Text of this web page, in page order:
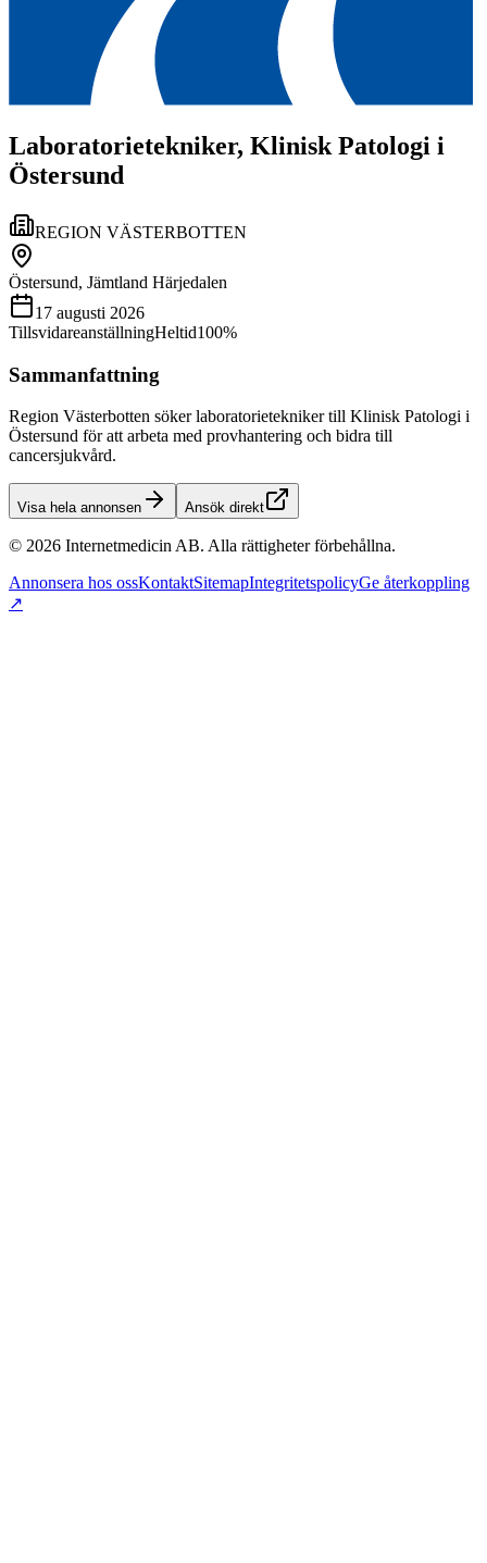
Laboratorietekniker, Klinisk Patologi i
Östersund
REGION VÄSTERBOTTEN
Östersund, Jämtland Härjedalen
17 augusti 2026
TillsvidareanställningHeltid100%
Sammanfattning
Region Västerbotten söker laboratorietekniker till Klinisk Patologi i
Östersund för att arbeta med provhantering och bidra till
cancersjukvård.
Visa hela annonsen Ansök direkt
© 2026 Internetmedicin AB. Alla rättigheter förbehållna.
Annonsera hos ossKontaktSitemapIntegritetspolicyGe återkoppling
↗